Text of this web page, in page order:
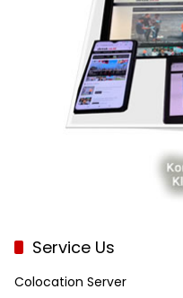
Service Us
Colocation Server